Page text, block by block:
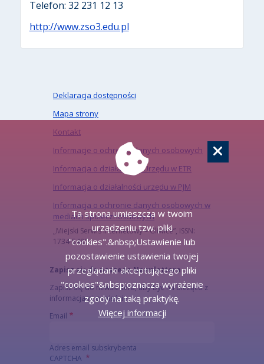
Telefon: 32 231 12 13
http://www.zso3.edu.pl
Deklaracja dostępności
Mapa strony
Kontakt
Informacje o ochronie danych osobowych
Informacja o działalności Urzędu w ETR
Informacja o działalności urzędu w PJM
Informacja o ochronie danych osobowych w
mediach społecznościowych
„Miejski Serwis Internetowy – Gliwice”, ISSN:
1734-5480
Zapisz się do naszego Newslettera
Zapisz się do newslettera, aby być na bieżąco z
informacjami o mieście.
Email
Adres email subskrybenta
CAPTCHA
Ta strona umieszcza w twoim
urządzeniu tzw. pliki
"cookies".&nbsp;Ustawienie lub
pozostawienie ustawienia twojej
przeglądarki akceptującego pliki
"cookies"&nbsp;oznacza wyrażenie
zgody na taką praktykę.
Więcej informacji